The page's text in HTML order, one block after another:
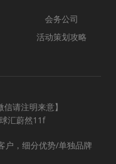
会务公司
活动策划攻略
请注明来意】
汇蔚然11f
户，细分优势/单独品牌